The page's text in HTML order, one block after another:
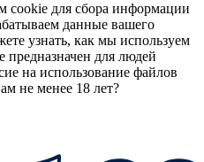
cookie для сбора информации
данные вашего
узнать, как мы используем
для людей
на использование файлов
не менее 18 лет?